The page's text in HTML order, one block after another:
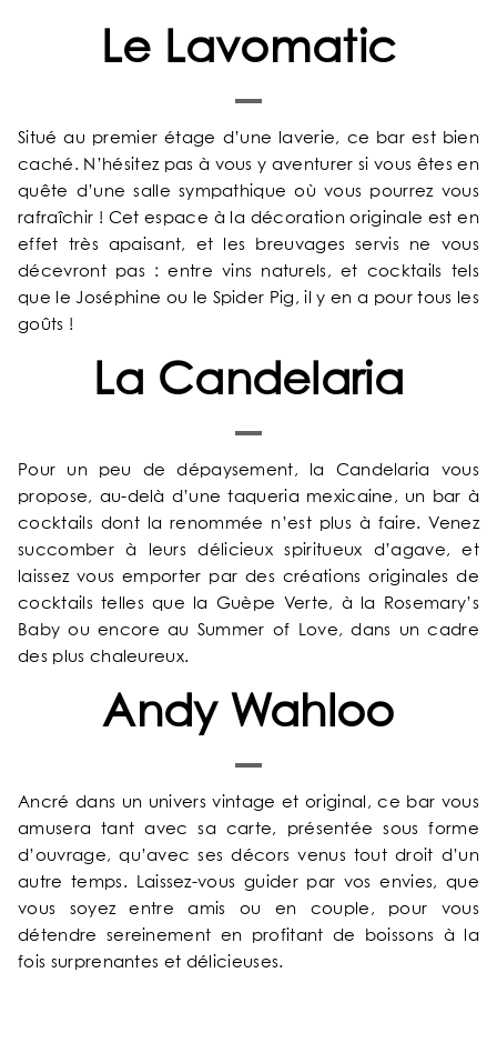
NOS CHAMBRES & SUITES
OFFRES EXCLUSIVES
NOS ENGAGEMENTS
GALERIE PHOTOS
ACTUALITÉS
FAQ
Le Lavomatic
Situé au premier étage d’une laverie, ce bar est bien
caché. N’hésitez pas à vous y aventurer si vous êtes en
quête d’une salle sympathique où vous pourrez vous
rafraîchir ! Cet espace à la décoration originale est en
effet très apaisant, et les breuvages servis ne vous
décevront pas : entre vins naturels, et cocktails tels
que le Joséphine ou le Spider Pig, il y en a pour tous les
goûts !
La Candelaria
Pour un peu de dépaysement, la Candelaria vous
propose, au-delà d’une taqueria mexicaine, un bar à
cocktails dont la renommée n’est plus à faire. Venez
succomber à leurs délicieux spiritueux d’agave, et
laissez vous emporter par des créations originales de
cocktails telles que la Guèpe Verte, à la Rosemary’s
Baby ou encore au Summer of Love, dans un cadre
des plus chaleureux.
Andy Wahloo
Ancré dans un univers vintage et original, ce bar vous
amusera tant avec sa carte, présentée sous forme
d’ouvrage, qu’avec ses décors venus tout droit d’un
autre temps. Laissez-vous guider par vos envies, que
vous soyez entre amis ou en couple, pour vous
détendre sereinement en profitant de boissons à la
fois surprenantes et délicieuses.